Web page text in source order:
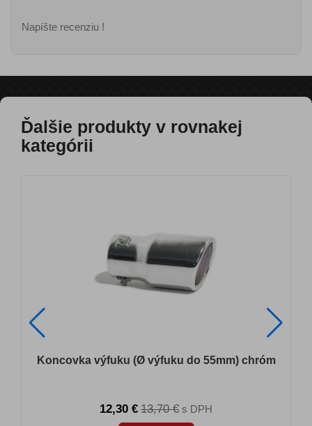
Napíšte recenziu !
Ďalšie produkty v rovnakej
kategórii
Koncovka výfuku (Ø výfuku do 55mm) chróm
12,30 € 13,70 € s DPH